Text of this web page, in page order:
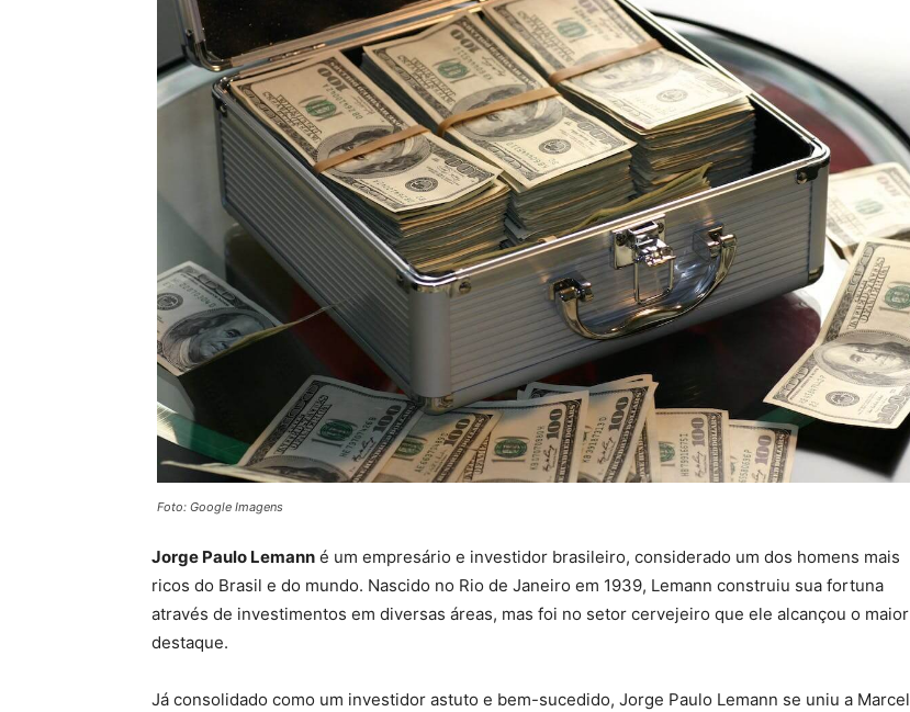
Foto: Google Imagens
Jorge Paulo Lemann é um empresário e investidor brasileiro, considerado um dos homens mais
ricos do Brasil e do mundo. Nascido no Rio de Janeiro em 1939, Lemann construiu sua fortuna
através de investimentos em diversas áreas, mas foi no setor cervejeiro que ele alcançou o maior
destaque.
Já consolidado como um investidor astuto e bem-sucedido, Jorge Paulo Lemann se uniu a Marcel